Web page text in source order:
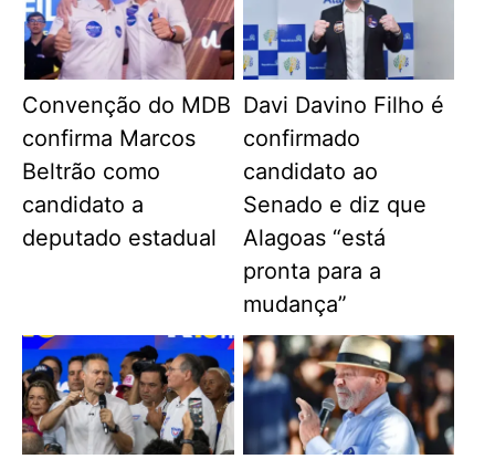
Convenção do MDB
confirma Marcos
Beltrão como
candidato a
deputado estadual
Davi Davino Filho é
confirmado
candidato ao
Senado e diz que
Alagoas “está
pronta para a
mudança”